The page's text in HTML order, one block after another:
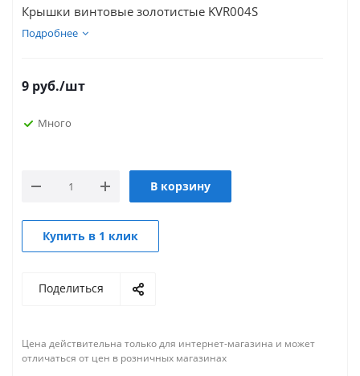
Крышки винтовые золотистые KVR004S
Подробнее
9 руб./шт
Много
В корзину
Купить в 1 клик
Поделиться
Цена действительна только для интернет-магазина и может
отличаться от цен в розничных магазинах